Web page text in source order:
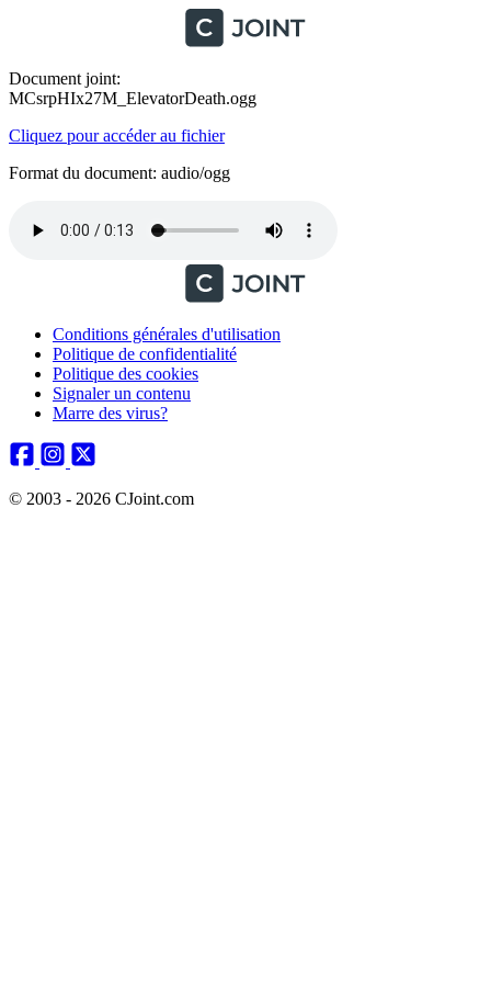
Document joint:
MCsrpHIx27M_ElevatorDeath.ogg
Cliquez pour accéder au fichier
Format du document: audio/ogg
Conditions générales d'utilisation
Politique de confidentialité
Politique des cookies
Signaler un contenu
Marre des virus?
© 2003 - 2026 CJoint.com